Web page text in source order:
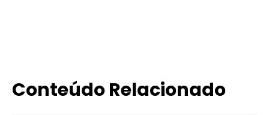
Conteúdo Relacionado